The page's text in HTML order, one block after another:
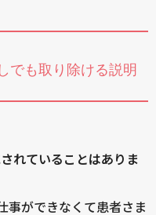
でも取り除ける説明
れていることはありま
事ができなくて患者さま